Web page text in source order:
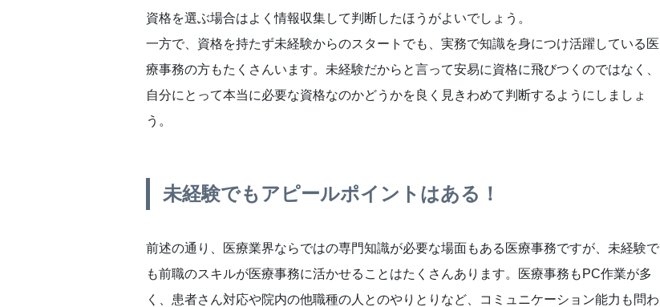
資格を選ぶ場合はよく情報収集して判断したほうがよいでしょう。
一方で、資格を持たず未経験からのスタートでも、実務で知識を身につけ活躍している医
療事務の方もたくさんいます。未経験だからと言って安易に資格に飛びつくのではなく、
自分にとって本当に必要な資格なのかどうかを良く見きわめて判断するようにしましょ
う。
未経験でもアピールポイントはある！
前述の通り、医療業界ならではの専門知識が必要な場面もある医療事務ですが、未経験で
も前職のスキルが医療事務に活かせることはたくさんあります。医療事務もPC作業が多
く、患者さん対応や院内の他職種の人とのやりとりなど、コミュニケーション能力も問わ